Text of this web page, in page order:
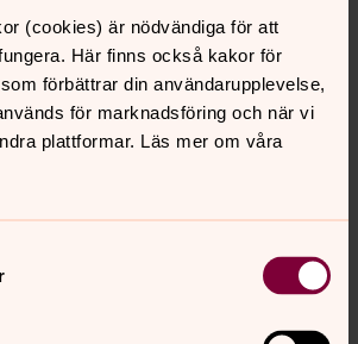
(cookies) är nödvändiga för att
Här finns också kakor för
förbättrar din användarupplevelse,
för marknadsföring och när vi
plattformar. Läs mer om våra